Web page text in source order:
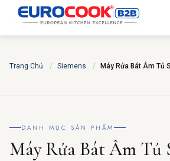
NHẤT
Trang Chủ / Siemens / Máy Rửa Bát Âm Tủ
DANH MỤC SẢN PHẨM
Máy Rửa Bát Âm Tủ